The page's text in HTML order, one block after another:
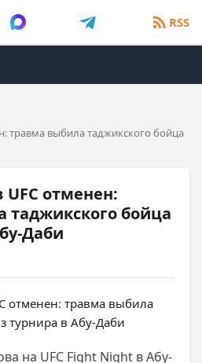
RSS
травма выбила таджикского бойца
UFC отменен:
таджикского бойца
Даби
на UFC Fight Night в Абу-